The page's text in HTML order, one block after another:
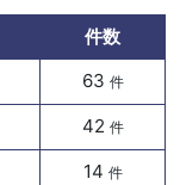
件数
63 件
42 件
14 件